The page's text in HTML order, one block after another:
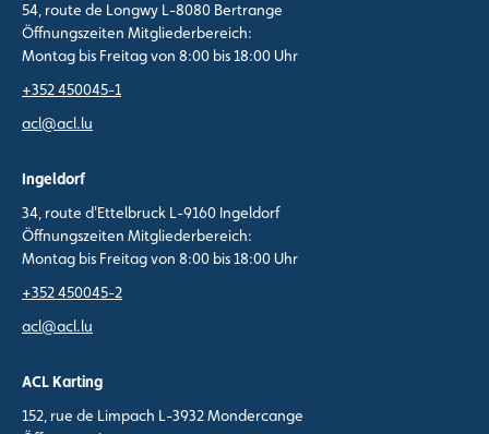
54, route de Longwy L-8080 Bertrange
Öffnungszeiten Mitgliederbereich:
Montag bis Freitag von 8:00 bis 18:00 Uhr
+352 450045-1
acl@acl.lu
Ingeldorf
34, route d'Ettelbruck L-9160 Ingeldorf
Öffnungszeiten Mitgliederbereich:
Montag bis Freitag von 8:00 bis 18:00 Uhr
+352 450045-2
acl@acl.lu
ACL Karting
152, rue de Limpach L-3932 Mondercange